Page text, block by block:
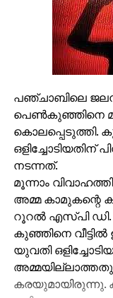
പഞ്ചാബിലെ
പെണ്‍കുഞ്ഞിനെ
കൊലപ്പെടുത്തി.
ഒളിച്ചോടിയതിന്
നടന്നത്.
മൂന്നാം
അമ്മ കാമുകന്റെ
റൂറല്‍ എസ്പി ഡി.
കുഞ്ഞിനെ
യുവതി
അമ്മയില്ലാത്തതു
കരയുമായിരുന്നു.